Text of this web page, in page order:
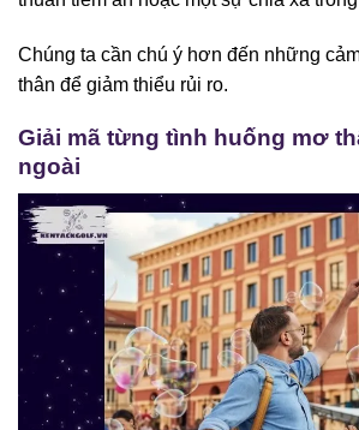
Chúng ta cần chú ý hơn đến những
thân để giảm thiểu rủi ro.
Giải mã từng tình huống mơ
ngoài